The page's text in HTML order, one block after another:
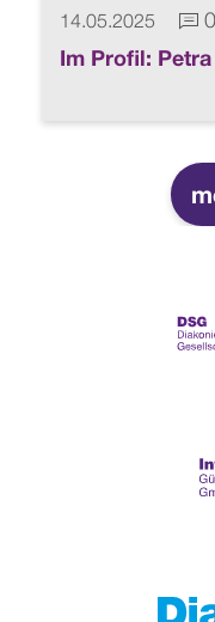
14.05.2025 0
Im Profil: